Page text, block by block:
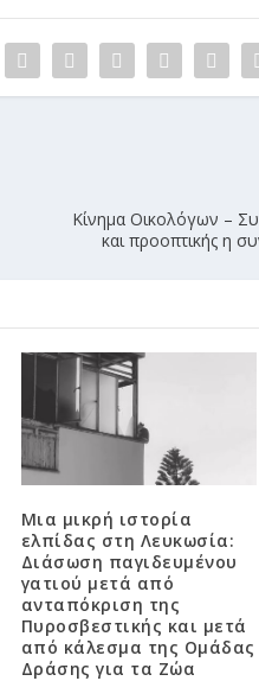
Κίνημα Οικολόγων –
και προοπτικής η
Μια μικρή ιστορία
ελπίδας στη Λευκωσία:
Διάσωση παγιδευμένου
γατιού μετά από
ανταπόκριση της
Πυροσβεστικής και μετά
από κάλεσμα της Ομάδας
Δράσης για τα Ζώα